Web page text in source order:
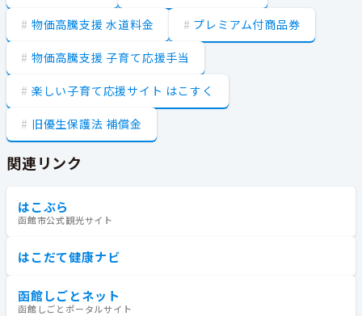
物価高騰支援 水道料金 プレミアム付商品券
物価高騰支援 子育て応援手当
楽しい子育て応援サイト はこすく
旧優生保護法 補償金
関連リンク
はこぶら
函館市公式観光サイト
はこだて健康ナビ
函館しごとネット
函館しごとポータルサイト